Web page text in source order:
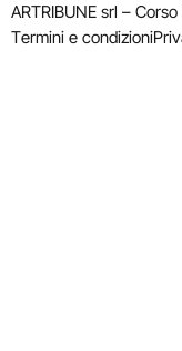
ARTRIBUNE srl –
Termini e condizioni